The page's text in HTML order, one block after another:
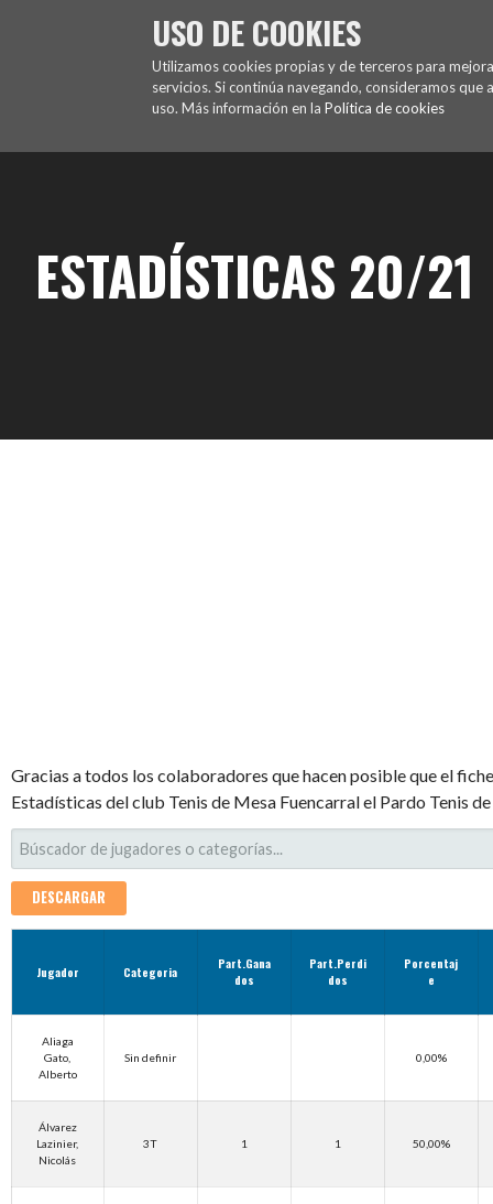
USO DE COOKIES
Utilizamos cookies propias y de terceros para
servicios. Si continúa navegando, consideramos que
uso. Más información en la Política de cookies
FUENCARRAL EL PARDO TENIS DE MESA
ESTADÍSTICAS 20/21
Gracias a todos los colaboradores que hacen posible que el
Estadísticas del club Tenis de Mesa Fuencarral el Pardo Tenis
DESCARGAR
Jugador Categoria
Part.Gana
dos
Part.Perdi
dos
Porcentaj
e
Aliaga
Gato,
Alberto
Sin definir 0,00%
Álvarez
Lazinier,
Nicolás
3T 1 1 50,00%